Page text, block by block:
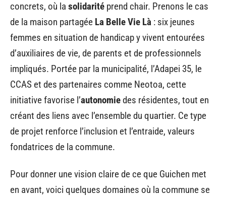
concrets, où la solidarité prend chair. Prenons le cas
de la maison partagée La Belle Vie Là : six jeunes
femmes en situation de handicap y vivent entourées
d’auxiliaires de vie, de parents et de professionnels
impliqués. Portée par la municipalité, l’Adapei 35, le
CCAS et des partenaires comme Neotoa, cette
initiative favorise l’autonomiedes résidentes, tout en
créant des liens avec l’ensemble du quartier. Ce type
de projet renforce l’inclusion et l’entraide, valeurs
fondatrices de la commune.
Pour donner une vision claire de ce que Guichen met
en avant, voici quelques domaines où la commune se